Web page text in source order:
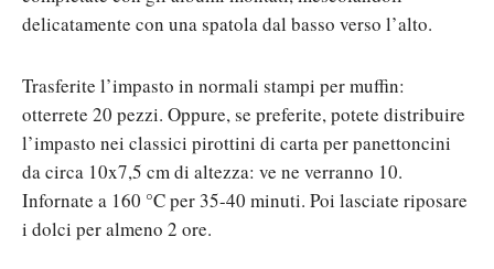
delicatamente con una spatola dal basso verso l’alto.
Trasferite l’impasto in normali stampi per muffin:
otterrete 20 pezzi. Oppure, se preferite, potete distribuire
l’impasto nei classici pirottini di carta per panettoncini
da circa 10x7,5 cm di altezza: ve ne verranno 10.
Infornate a 160 °C per 35-40 minuti. Poi lasciate riposare
i dolci per almeno 2 ore.